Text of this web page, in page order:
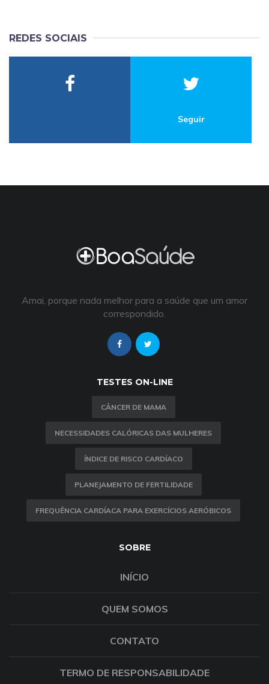
REDES SOCIAIS
Seguir
Amai, porque nada melhor para a saúde que um amor
correspondido.
TESTES ON-LINE
CÂNCER DE MAMA
NECESSIDADES CALÓRICAS DAS MULHERES
ÍNDICE DE RISCO CARDÍACO
PLANEJAMENTO DE FERTILIDADE
FREQUÊNCIA CARDÍACA PARA EXERCÍCIOS AERÓBICOS
SOBRE
INÍCIO
QUEM SOMOS
CONTATO
TERMO DE RESPONSABILIDADE